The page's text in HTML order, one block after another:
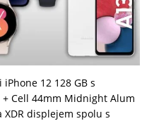
12 128 GB s
+ Cell 44mm Midnight Alum
XDR displejem spolu s